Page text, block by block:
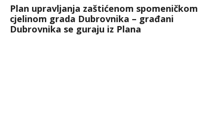
Plan upravljanja zaštićenom spomeničkom
cjelinom grada Dubrovnika – građani
Dubrovnika se guraju iz Plana